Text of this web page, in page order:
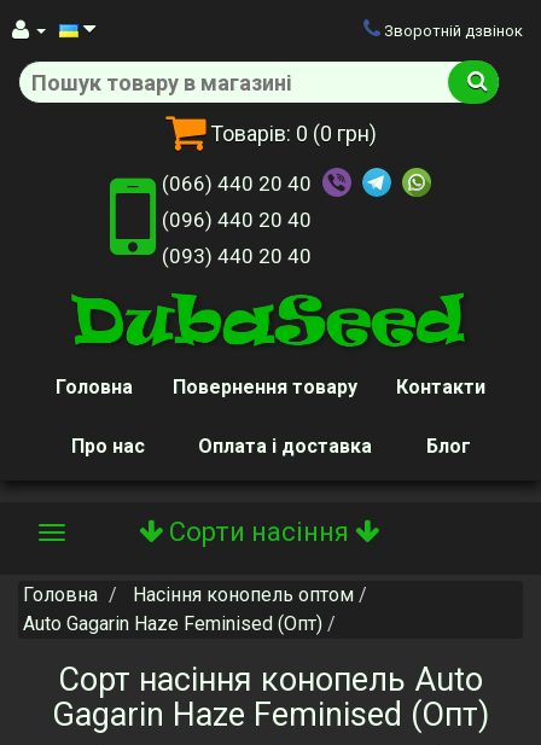
Товарів: 0 (0 грн)
Зворотній дзвінок
(066) 440 20 40
(096) 440 20 40
(093) 440 20 40
Головна Повернення товару Контакти
Про нас Оплата і доставка Блог
Сорти насіння
Toggle
Головна
Насіння конопель оптом
Auto Gagarin Haze Feminised (Опт)
Сорт насіння конопель Auto
Gagarin Haze Feminised (Опт)